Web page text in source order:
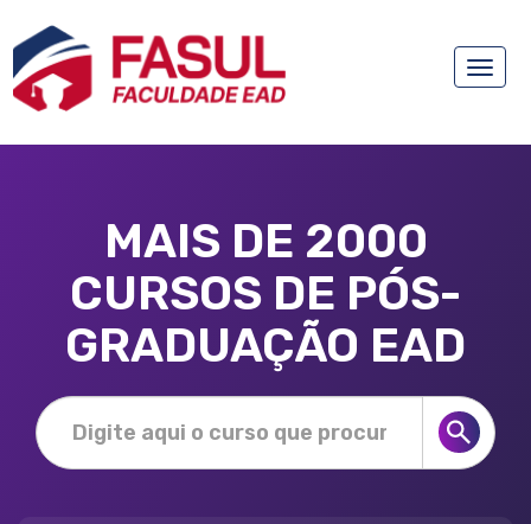
Toggle
MAIS DE 2000
CURSOS DE PÓS-
GRADUAÇÃO EAD